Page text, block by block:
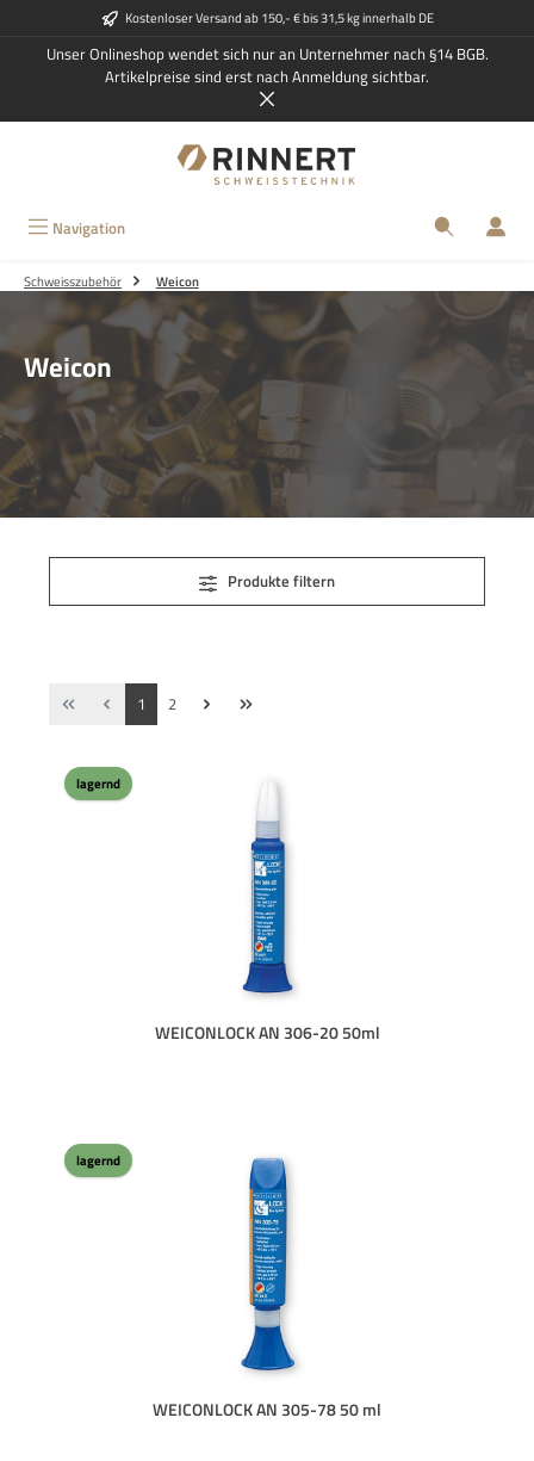
Zum Hauptinhalt springenKostenloser Versand ab 150,- € bis 31,5 kg innerhalb DE
Unser Onlineshop wendet sich nur an Unternehmer nach §14 BGB.
Artikelpreise sind erst nach Anmeldung sichtbar.
Navigation
Schweisszubehör Weicon
Weicon
Produkte filtern
Seite
1 Seite
2
lagernd
WEICONLOCK AN 306-20 50ml
lagernd
WEICONLOCK AN 305-78 50 ml